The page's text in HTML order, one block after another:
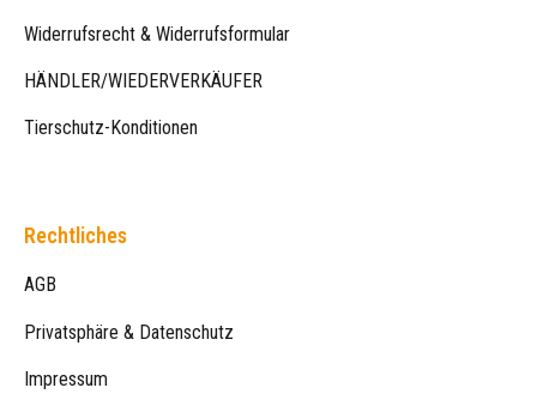
Widerrufsrecht & Widerrufsformular
HÄNDLER/WIEDERVERKÄUFER
Tierschutz-Konditionen
Rechtliches
AGB
Privatsphäre & Datenschutz
Impressum